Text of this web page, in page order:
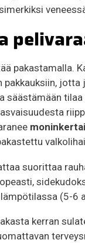
pakastamalla.
pakkauksiin,
säästämään
suorittaa
(5-6
kerran